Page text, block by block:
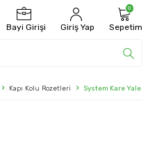
Bayi Girişi Giriş Yap
0
Sepetim
Kapı Kolu Rozetleri System Kare Yale